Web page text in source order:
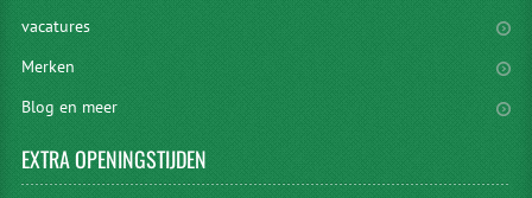
vacatures
Merken
Blog en meer
EXTRAOPENINGSTIJDEN